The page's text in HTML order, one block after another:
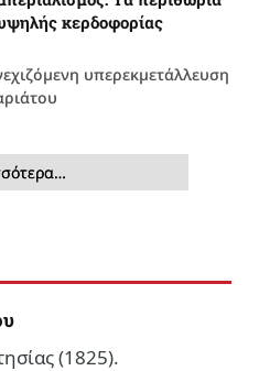
κερδοφορίας
υπερεκμετάλλευση
(1825).